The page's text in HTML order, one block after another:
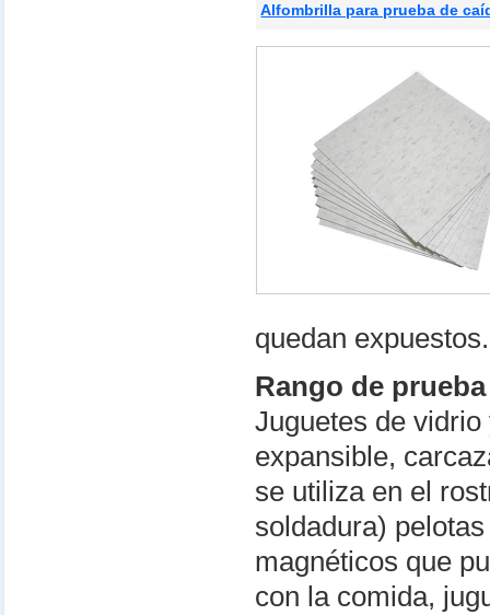
Alfombrilla para prueba de
quedan expuestos.
Rango de prueba
Juguetes de
expansible,
se utiliza en el
soldadura)
magnéticos que
con la comida,